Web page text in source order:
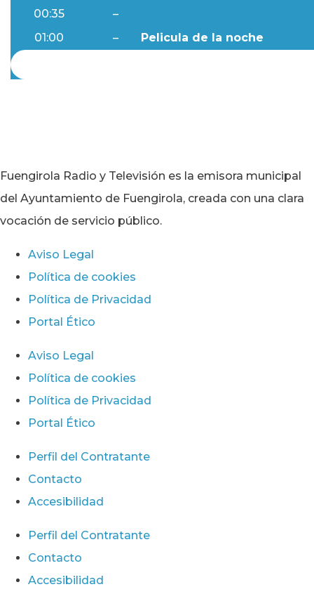
00:35 –
01:00
– Pelicula de la noche
Fuengirola Radio y Televisión es la emisora municipal
del Ayuntamiento de Fuengirola, creada con una clara
vocación de servicio público.
Aviso Legal
Política de cookies
Política de Privacidad
Portal Ético
Aviso Legal
Política de cookies
Política de Privacidad
Portal Ético
Perfil del Contratante
Contacto
Accesibilidad
Perfil del Contratante
Contacto
Accesibilidad